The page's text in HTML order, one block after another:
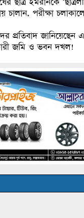
চালান, পরীক্ষা
প্রতিবাদ
জমি ও ভবন দখল!